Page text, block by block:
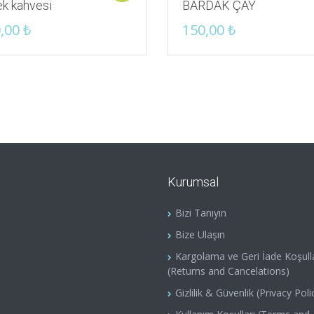
kahvesi
₺
BARDAK ÇAY
150,00₺
Kurumsal
Bizi Tanıyın
Bize Ulaşın
Kargolama ve Geri İade
(Returns and Cancelations)
Gizlilik & Güvenlik (Privacy